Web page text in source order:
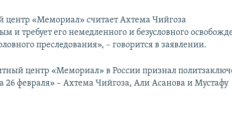
центр «Мемориал» считает Ахтема Чийгоза
и требует его немедленного и безусловного
преследования», – говорится в заявлении.
центр «Мемориал» в России признал
26 февраля» – Ахтема Чийгоза, Али Асанова и Мустафу